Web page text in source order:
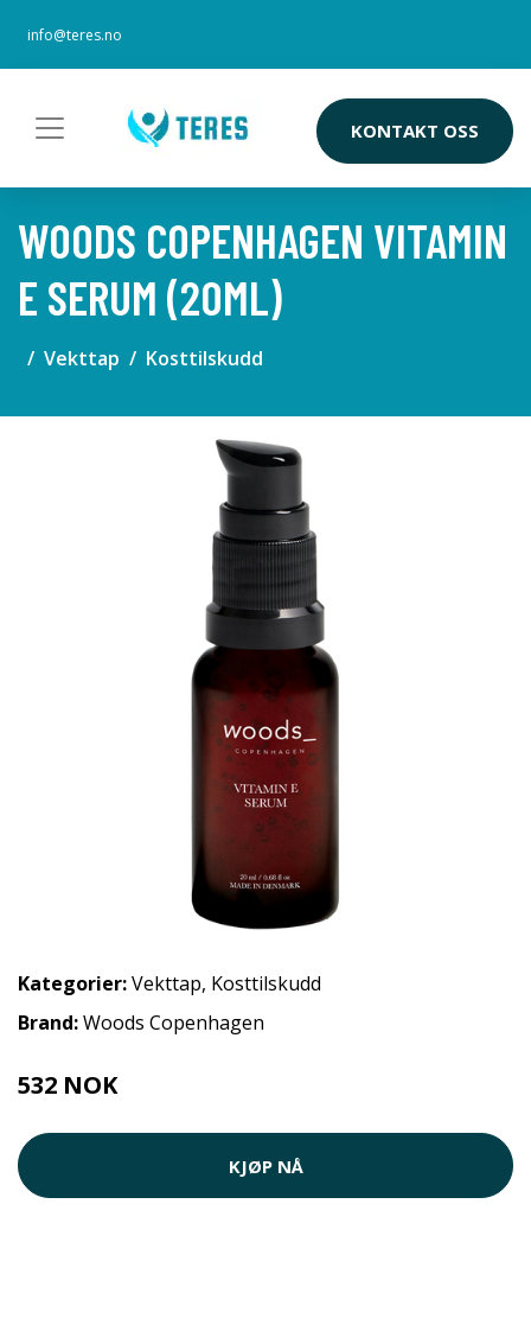
info@teres.no
KONTAKT OSS
WOODS COPENHAGEN VITAMIN
E SERUM (20ML)
Vekttap Kosttilskudd
Kategorier:Vekttap, Kosttilskudd
Brand:Woods Copenhagen
532 NOK
KJØP NÅ